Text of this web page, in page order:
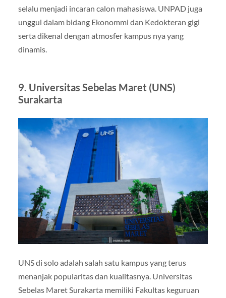
selalu menjadi incaran calon mahasiswa. UNPAD juga
unggul dalam bidang Ekonommi dan Kedokteran gigi
serta dikenal dengan atmosfer kampus nya yang
dinamis.
9. Universitas Sebelas Maret (UNS)
Surakarta
UNS di solo adalah salah satu kampus yang terus
menanjak popularitas dan kualitasnya. Universitas
Sebelas Maret Surakarta memiliki Fakultas keguruan